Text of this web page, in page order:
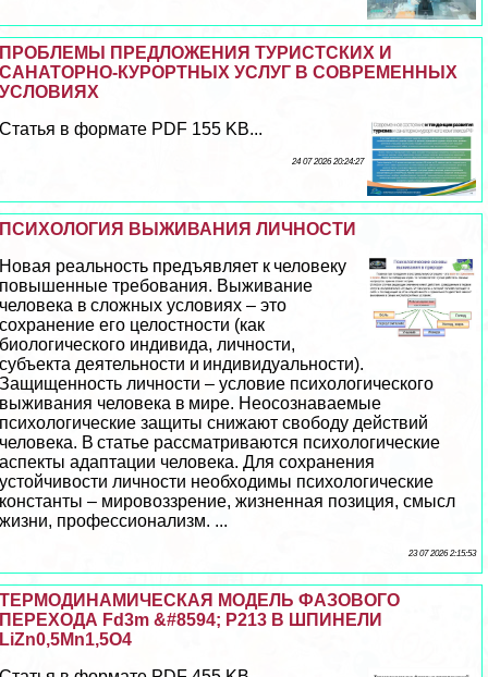
ПРОБЛЕМЫ ПРЕДЛОЖЕНИЯ ТУРИСТСКИХ И
САНАТОРНО-КУРОРТНЫХ УСЛУГ В СОВРЕМЕННЫХ
УСЛОВИЯХ
Статья в формате PDF 155 KB...
24 07 2026 20:24:27
ПСИХОЛОГИЯ ВЫЖИВАНИЯ ЛИЧНОСТИ
Новая реальность предъявляет к человеку
повышенные требования. Выживание
человека в сложных условиях – это
сохранение его целостности (как
биологического индивида, личности,
субъекта деятельности и индивидуальности).
Защищенность личности – условие психологического
выживания человека в мире. Неосознаваемые
психологические защиты снижают свободу действий
человека. В статье рассматриваются психологические
аспекты адаптации человека. Для сохранения
устойчивости личности необходимы психологические
константы – мировоззрение, жизненная позиция, смысл
жизни, профессионализм. ...
23 07 2026 2:15:53
ТЕРМОДИНАМИЧЕСКАЯ МОДЕЛЬ ФАЗОВОГО
ПЕРЕХОДА Fd3m &#8594; P213 В ШПИНЕЛИ
LiZn0,5Mn1,5O4